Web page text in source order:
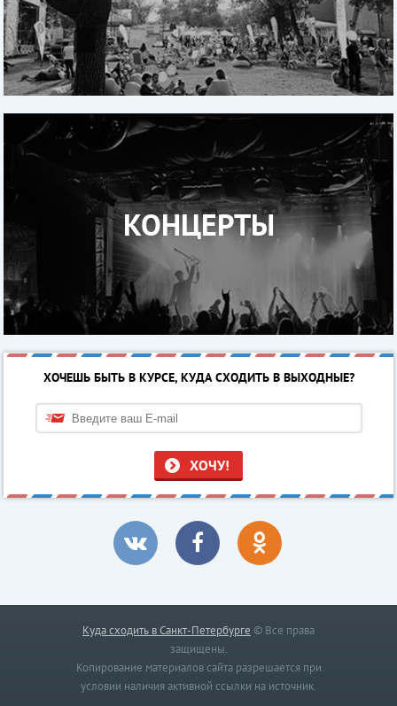
КОНЦЕРТЫ
ХОЧЕШЬ БЫТЬ В КУРСЕ, КУДА СХОДИТЬ В ВЫХОДНЫЕ?
ХОЧУ!
Куда сходить в Санкт-Петербурге © Все права
защищены.
Копирование материалов сайта разрешается при
условии наличия активной ссылки на источник.